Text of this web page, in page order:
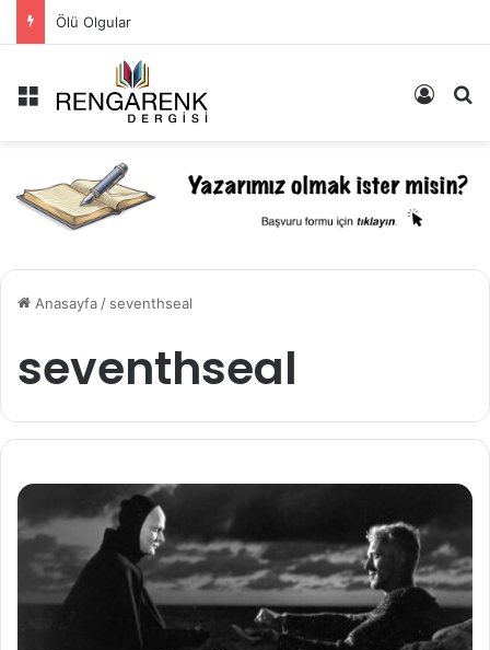
Ölü Olgular
Menü Kayıt
Anasayfa/ seventhseal
seventhseal